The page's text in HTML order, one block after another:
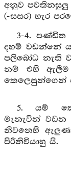
අනුව පවතිනසුලු
(-සසර) හැර
3-4.
දහම් වඩන්නේ
පලිබෝධ නැති
නම් එහි ඇලීම
කෙලෙසුන්ගෙන්
5. යම්
මැනැවින් වඩන
නිවනෙහි
පිරිනිවියාහු යි.